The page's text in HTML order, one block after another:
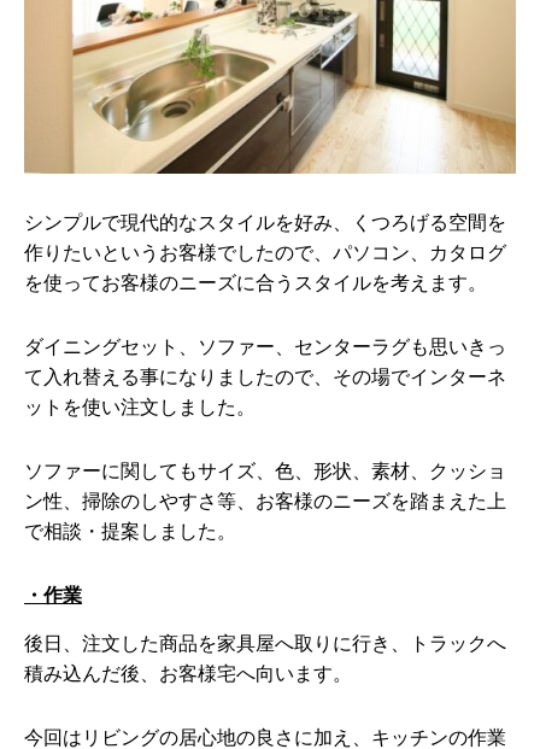
シンプルで現代的なスタイルを好み、くつろげる空間を
作りたいというお客様でしたので、パソコン、カタログ
を使ってお客様のニーズに合うスタイルを考えます。
ダイニングセット、ソファー、センターラグも思いきっ
て入れ替える事になりましたので、その場でインターネ
ットを使い注文しました。
ソファーに関してもサイズ、色、形状、素材、クッショ
ン性、掃除のしやすさ等、お客様のニーズを踏まえた上
で相談・提案しました。
・作業
後日、注文した商品を家具屋へ取りに行き、トラックへ
積み込んだ後、お客様宅へ向います。
今回はリビングの居心地の良さに加え、キッチンの作業